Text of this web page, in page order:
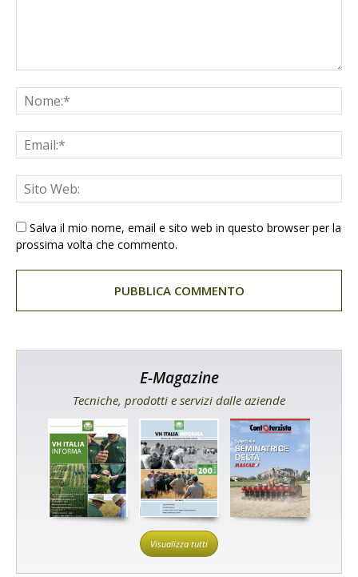
Salva il mio nome, email e sito web in questo browser per la
prossima volta che commento.
E-Magazine
Tecniche, prodotti e servizi dalle aziende
Visualizza tutti